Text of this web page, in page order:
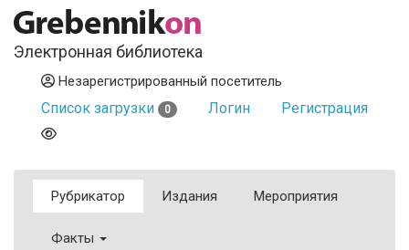
Электронная библиотека
Незарегистрированный посетитель
Список загрузки 0 Логин Регистрация
Рубрикатор Издания Мероприятия
Факты